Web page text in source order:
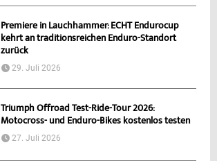
Premiere in Lauchhammer: ECHT Endurocup
kehrt an traditionsreichen Enduro-Standort
zurück
29. Juli 2026
Triumph Offroad Test-Ride-Tour 2026:
Motocross- und Enduro-Bikes kostenlos testen
27. Juli 2026